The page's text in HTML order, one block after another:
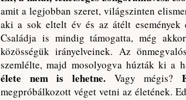
amit a legjobban szeret, világszinten
aki a sok eltelt év és az átélt események
Családja is mindig támogatta, még
közösségük irányelveinek. Az
szemlélte, majd mosolyogva húzták ki a
élete nem is lehetne.Vagy mégis?
megpróbálkozott véget vetni az életének.